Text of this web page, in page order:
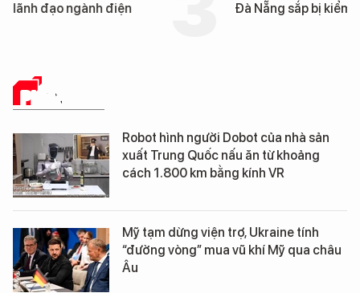
lãnh đạo ngành điện
Đà Nẵng sắp bị kiểm
PHÂN TÍCH
Robot hình người Dobot của nhà sản
xuất Trung Quốc nấu ăn từ khoảng
cách 1.800 km bằng kính VR
Mỹ tạm dừng viện trợ, Ukraine tính
“đường vòng” mua vũ khí Mỹ qua châu
Âu